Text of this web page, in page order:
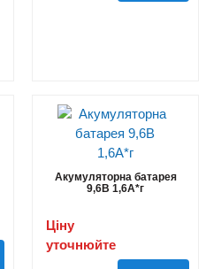
Акумуляторна батарея
9,6В 1,6A*г
Ціну
уточнюйте